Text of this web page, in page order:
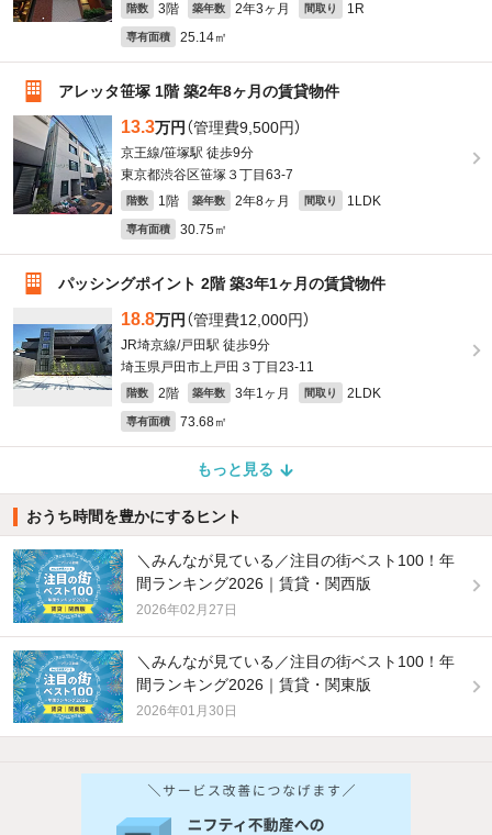
階数 3階 築年数 2年3ヶ月 間取り 1R
専有面積 25.14㎡
アレッタ笹塚 1階 築2年8ヶ月の賃貸物件
13.3万円 （管理費9,500円）
京王線/笹塚駅 徒歩9分
東京都渋谷区笹塚３丁目63-7
階数 1階 築年数 2年8ヶ月 間取り 1LDK
専有面積 30.75㎡
パッシングポイント 2階 築3年1ヶ月の賃貸物件
18.8万円 （管理費12,000円）
JR埼京線/戸田駅 徒歩9分
埼玉県戸田市上戸田３丁目23-11
階数 2階 築年数 3年1ヶ月 間取り 2LDK
専有面積 73.68㎡
もっと見る
おうち時間を豊かにするヒント
＼みんなが見ている／注目の街ベスト100！年
間ランキング2026｜賃貸・関西版
2026年02月27日
＼みんなが見ている／注目の街ベスト100！年
間ランキング2026｜賃貸・関東版
2026年01月30日